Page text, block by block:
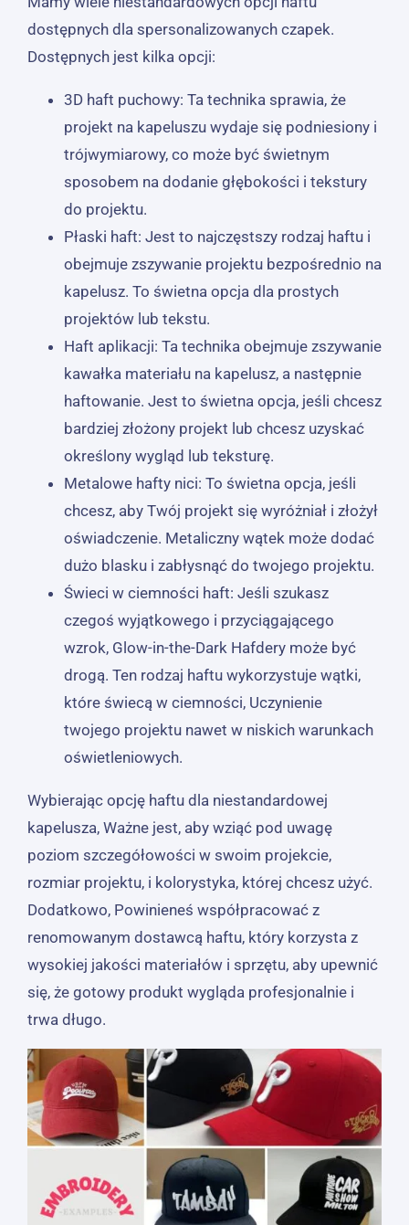
dostępnych dla spersonalizowanych czapek.
Dostępnych jest kilka opcji:
3D haft puchowy: Ta technika sprawia, że ​​
projekt na kapeluszu wydaje się podniesiony i
trójwymiarowy, co może być świetnym
sposobem na dodanie głębokości i tekstury
do projektu.
Płaski haft: Jest to najczęstszy rodzaj haftu i
obejmuje zszywanie projektu bezpośrednio na
kapelusz. To świetna opcja dla prostych
projektów lub tekstu.
Haft aplikacji: Ta technika obejmuje zszywanie
kawałka materiału na kapelusz, a następnie
haftowanie. Jest to świetna opcja, jeśli chcesz
bardziej złożony projekt lub chcesz uzyskać
określony wygląd lub teksturę.
Metalowe hafty nici: To świetna opcja, jeśli
chcesz, aby Twój projekt się wyróżniał i złożył
oświadczenie. Metaliczny wątek może dodać
dużo blasku i zabłysnąć do twojego projektu.
Świeci w ciemności haft: Jeśli szukasz
czegoś wyjątkowego i przyciągającego
wzrok, Glow-in-the-Dark Hafdery może być
drogą. Ten rodzaj haftu wykorzystuje wątki,
które świecą w ciemności, Uczynienie
twojego projektu nawet w niskich warunkach
oświetleniowych.
Wybierając opcję haftu dla niestandardowej
kapelusza, Ważne jest, aby wziąć pod uwagę
poziom szczegółowości w swoim projekcie,
rozmiar projektu, i kolorystyka, której chcesz użyć.
Dodatkowo, Powinieneś współpracować z
renomowanym dostawcą haftu, który korzysta z
wysokiej jakości materiałów i sprzętu, aby upewnić
się, że gotowy produkt wygląda profesjonalnie i
trwa długo.